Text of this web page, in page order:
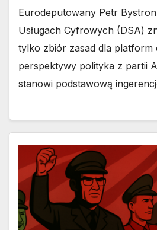
Eurodeputowany Petr
Usługach Cyfrowych (DSA)
tylko zbiór zasad dla platform
perspektywy polityka z partii
stanowi podstawową